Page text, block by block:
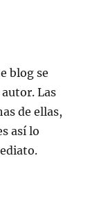
blog se
Las
de ellas,
así lo